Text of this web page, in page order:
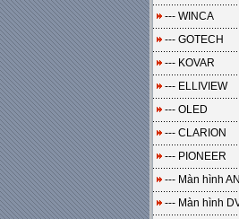
--- WINCA
--- GOTECH
--- KOVAR
--- ELLIVIEW
--- OLED
--- CLARION
--- PIONEER
--- Màn hình
--- Màn hình